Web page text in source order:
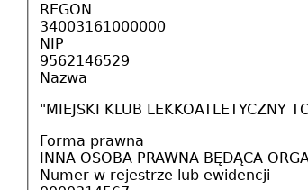
REGON
34003161000000
NIP
9562146529
Nazwa
"MIEJSKI KLUB LEKKOATLETYCZNY
Forma prawna
INNA OSOBA PRAWNA BĘDĄCA
Numer w rejestrze lub ewidencji